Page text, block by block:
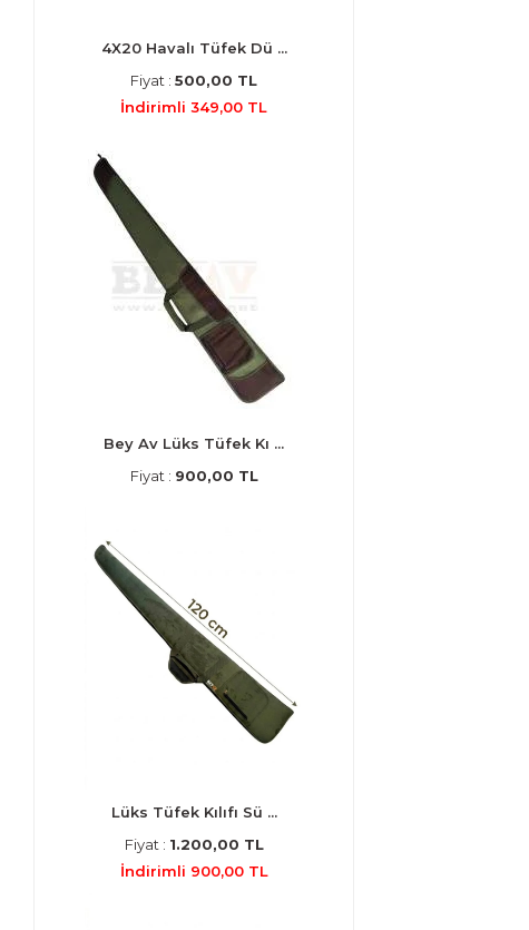
4X20 Havalı Tüfek Dü ...
Fiyat : 500,00 TL
İndirimli 349,00 TL
Bey Av Lüks Tüfek Kı ...
Fiyat : 900,00 TL
Lüks Tüfek Kılıfı Sü ...
Fiyat : 1.200,00 TL
İndirimli 900,00 TL